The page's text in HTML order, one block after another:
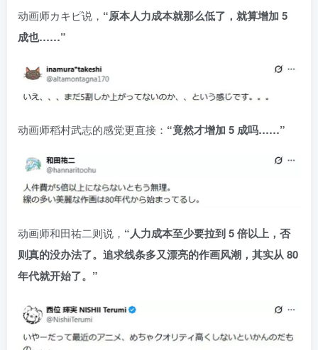
动画师カキピ说， “原本人力成本就那么低了，就算增加 5
成也……”
动画师稻村武志的感觉更直接： “竟然才增加 5 成吗……”
动画师和田祐二则说， “人力成本至少要拉到 5 倍以上，否
则真的没办法了。追求线条多又漂亮的作画风潮，其实从 80
年代就开始了。”